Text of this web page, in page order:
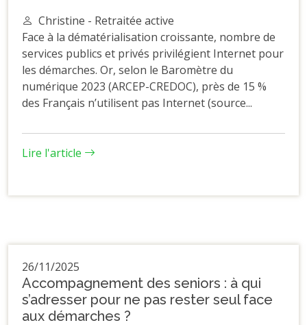
Christine - Retraitée active
Face à la dématérialisation croissante, nombre de
services publics et privés privilégient Internet pour
les démarches. Or, selon le Baromètre du
numérique 2023 (ARCEP-CREDOC), près de 15 %
des Français n’utilisent pas Internet (source...
Lire l'article
26/11/2025
Accompagnement des seniors : à qui
s’adresser pour ne pas rester seul face
aux démarches ?